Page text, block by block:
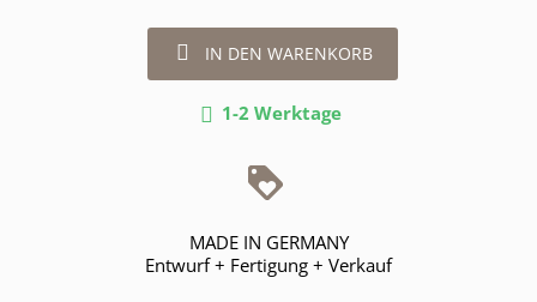
 IN DEN WARENKORB
 1-2 Werktage
MADE IN GERMANY
Entwurf + Fertigung + Verkauf